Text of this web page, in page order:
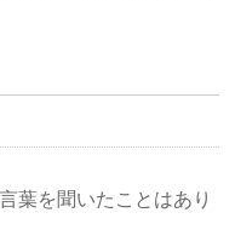
葉を聞いたことはあり